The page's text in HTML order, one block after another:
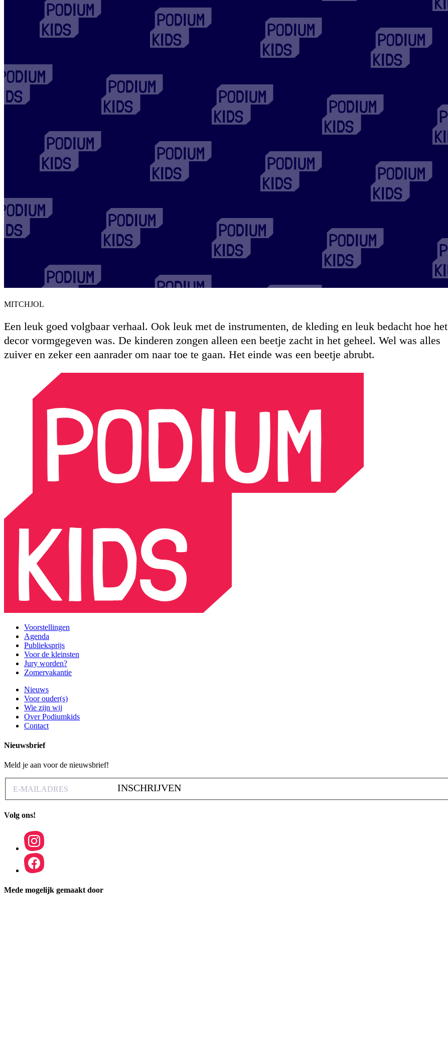
MITCHJOL
Een leuk goed volgbaar verhaal. Ook leuk met de instrumenten, de kleding en leuk bedacht hoe het
decor vormgegeven was. De kinderen zongen alleen een beetje zacht in het geheel. Wel was alles
zuiver en zeker een aanrader om naar toe te gaan. Het einde was een beetje abrubt.
Voorstellingen
Agenda
Publieksprijs
Voor de kleinsten
Jury worden?
Zomervakantie
Nieuws
Voor ouder(s)
Wie zijn wij
Over Podiumkids
Contact
Nieuwsbrief
Meld je aan voor de nieuwsbrief!
INSCHRIJVEN
Volg ons!
Mede mogelijk gemaakt door